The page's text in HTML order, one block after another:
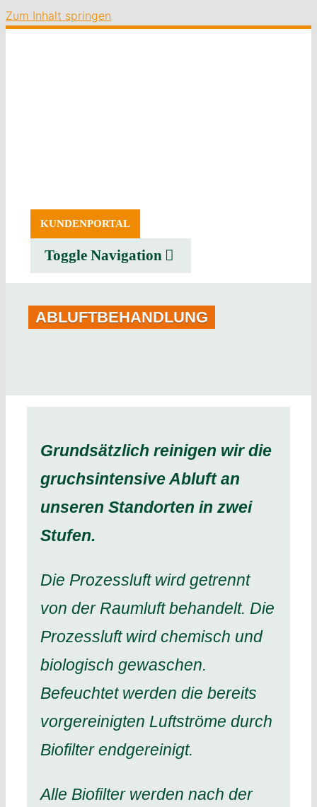
Zum Inhalt springen
KUNDENPORTAL
Toggle Navigation
SERVICE
ERZEUGNISSE
KONTAKT
ABLUFTBEHANDLUNG
27T14:30:39+01:00
Grundsätzlich reinigen wir die
gruchsintensive Abluft an
unseren Standorten in zwei
Stufen.
Die Prozessluft wird getrennt
von der Raumluft behandelt. Die
Prozessluft wird chemisch und
biologisch gewaschen.
Befeuchtet werden die bereits
vorgereinigten Luftströme durch
Biofilter endgereinigt.
Alle Biofilter werden nach der